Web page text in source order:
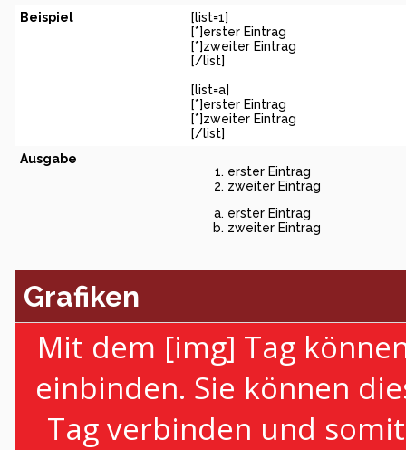
Beispiel
[list=1]
[*]erster Eintrag
[*]zweiter Eintrag
[/list]
[list=a]
[*]erster Eintrag
[*]zweiter Eintrag
[/list]
Ausgabe
erster Eintrag
zweiter Eintrag
erster Eintrag
zweiter Eintrag
Grafiken
Mit dem [img] Tag
einbinden. Sie können
Tag verbinden und